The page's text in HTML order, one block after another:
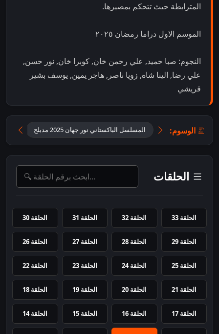
المترابطة حيث تتحكم بمصيرها.
الموسم الاول دراما رمضان ٢٠٢٥
النجوم: صبا حميد, علي رحمن خان, كوبرا خان, نور حسن,
علي رضا, الينا شاه, زويا ناصر, هاجر يمين, يوسف بشير
قريشي
الوسوم: المسلسل الباكستاني نور جهان 2025 مدبلج
الحلقات
الحلقة 33 الحلقة 32 الحلقة 31 الحلقة 30
الحلقة 29 الحلقة 28 الحلقة 27 الحلقة 26
الحلقة 25 الحلقة 24 الحلقة 23 الحلقة 22
الحلقة 21 الحلقة 20 الحلقة 19 الحلقة 18
الحلقة 17 الحلقة 16 الحلقة 15 الحلقة 14